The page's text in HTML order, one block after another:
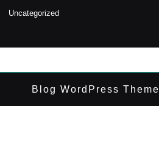
Uncategorized
Blog WordPress Theme